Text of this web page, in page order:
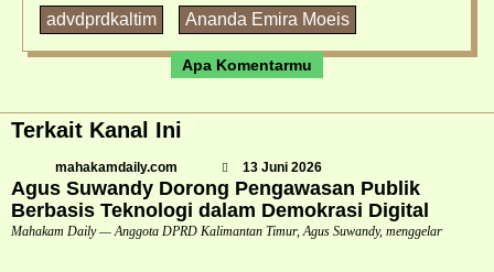
advdprdkaltim
Ananda Emira Moeis
Apa Komentarmu
Terkait Kanal Ini
mahakamdaily.com 13 Juni 2026
Agus Suwandy Dorong Pengawasan Publik
Berbasis Teknologi dalam Demokrasi Digital
Mahakam Daily — Anggota DPRD Kalimantan Timur, Agus Suwandy, menggelar